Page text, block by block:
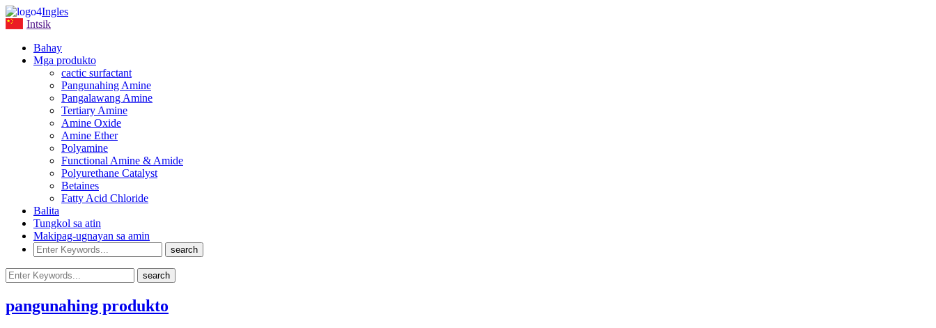
Ingles
Intsik
Bahay
Mga produkto
cactic surfactant
Pangunahing Amine
Pangalawang Amine
Tertiary Amine
Amine Oxide
Amine Ether
Polyamine
Functional Amine & Amide
Polyurethane Catalyst
Betaines
Fatty Acid Chloride
Balita
Tungkol sa atin
Makipag-ugnayan sa amin
pangunahing produkto